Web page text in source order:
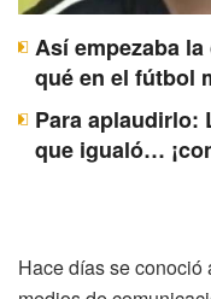
Así empezaba
qué en el fútbol
Para aplaudirlo:
que igualó…
Hace días se conoció